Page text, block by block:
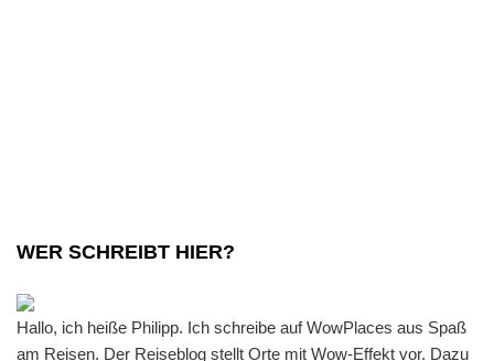
WER SCHREIBT HIER?
Hallo, ich heiße Philipp. Ich schreibe auf WowPlaces aus Spaß
am Reisen. Der Reiseblog stellt Orte mit Wow-Effekt vor. Dazu